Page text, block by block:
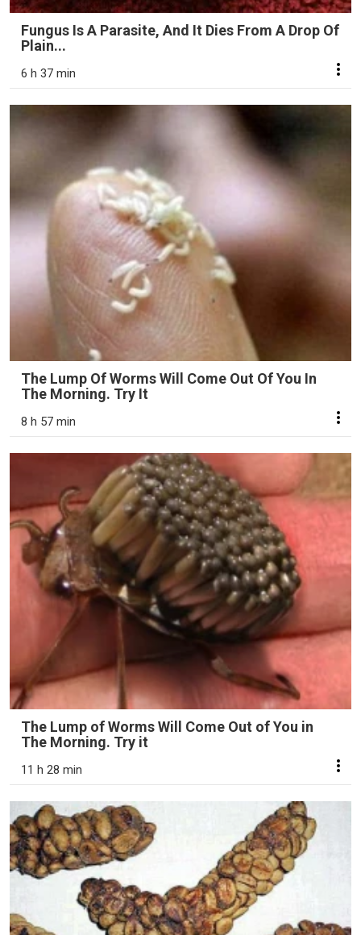
Fungus Is A Parasite, And It Dies From A Drop Of
Plain...
6 h 37 min
The Lump Of Worms Will Come Out Of You In
The Morning. Try It
8 h 57 min
The Lump of Worms Will Come Out of You in
The Morning. Try it
11 h 28 min